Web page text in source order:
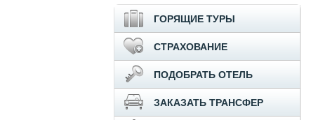
ГОРЯЩИЕ ТУРЫ
СТРАХОВАНИЕ
ПОДОБРАТЬ ОТЕЛЬ
ЗАКАЗАТЬ ТРАНСФЕР